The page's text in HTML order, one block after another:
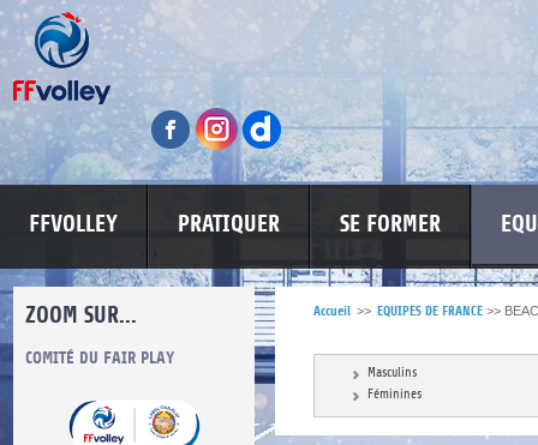
FFVOLLEY PRATIQUER SE FORMER
ZOOM SUR...
COMITÉ DU FAIR PLAY LUTTE CONTRE LES VIOLENCES MA PETITE
Accueil >> EQUIPES DE FRANCE >>
Masculins
Féminines